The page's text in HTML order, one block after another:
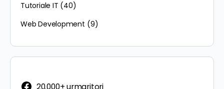
Tutoriale IT (40)
Web Development (9)
20.000+ urmaritori